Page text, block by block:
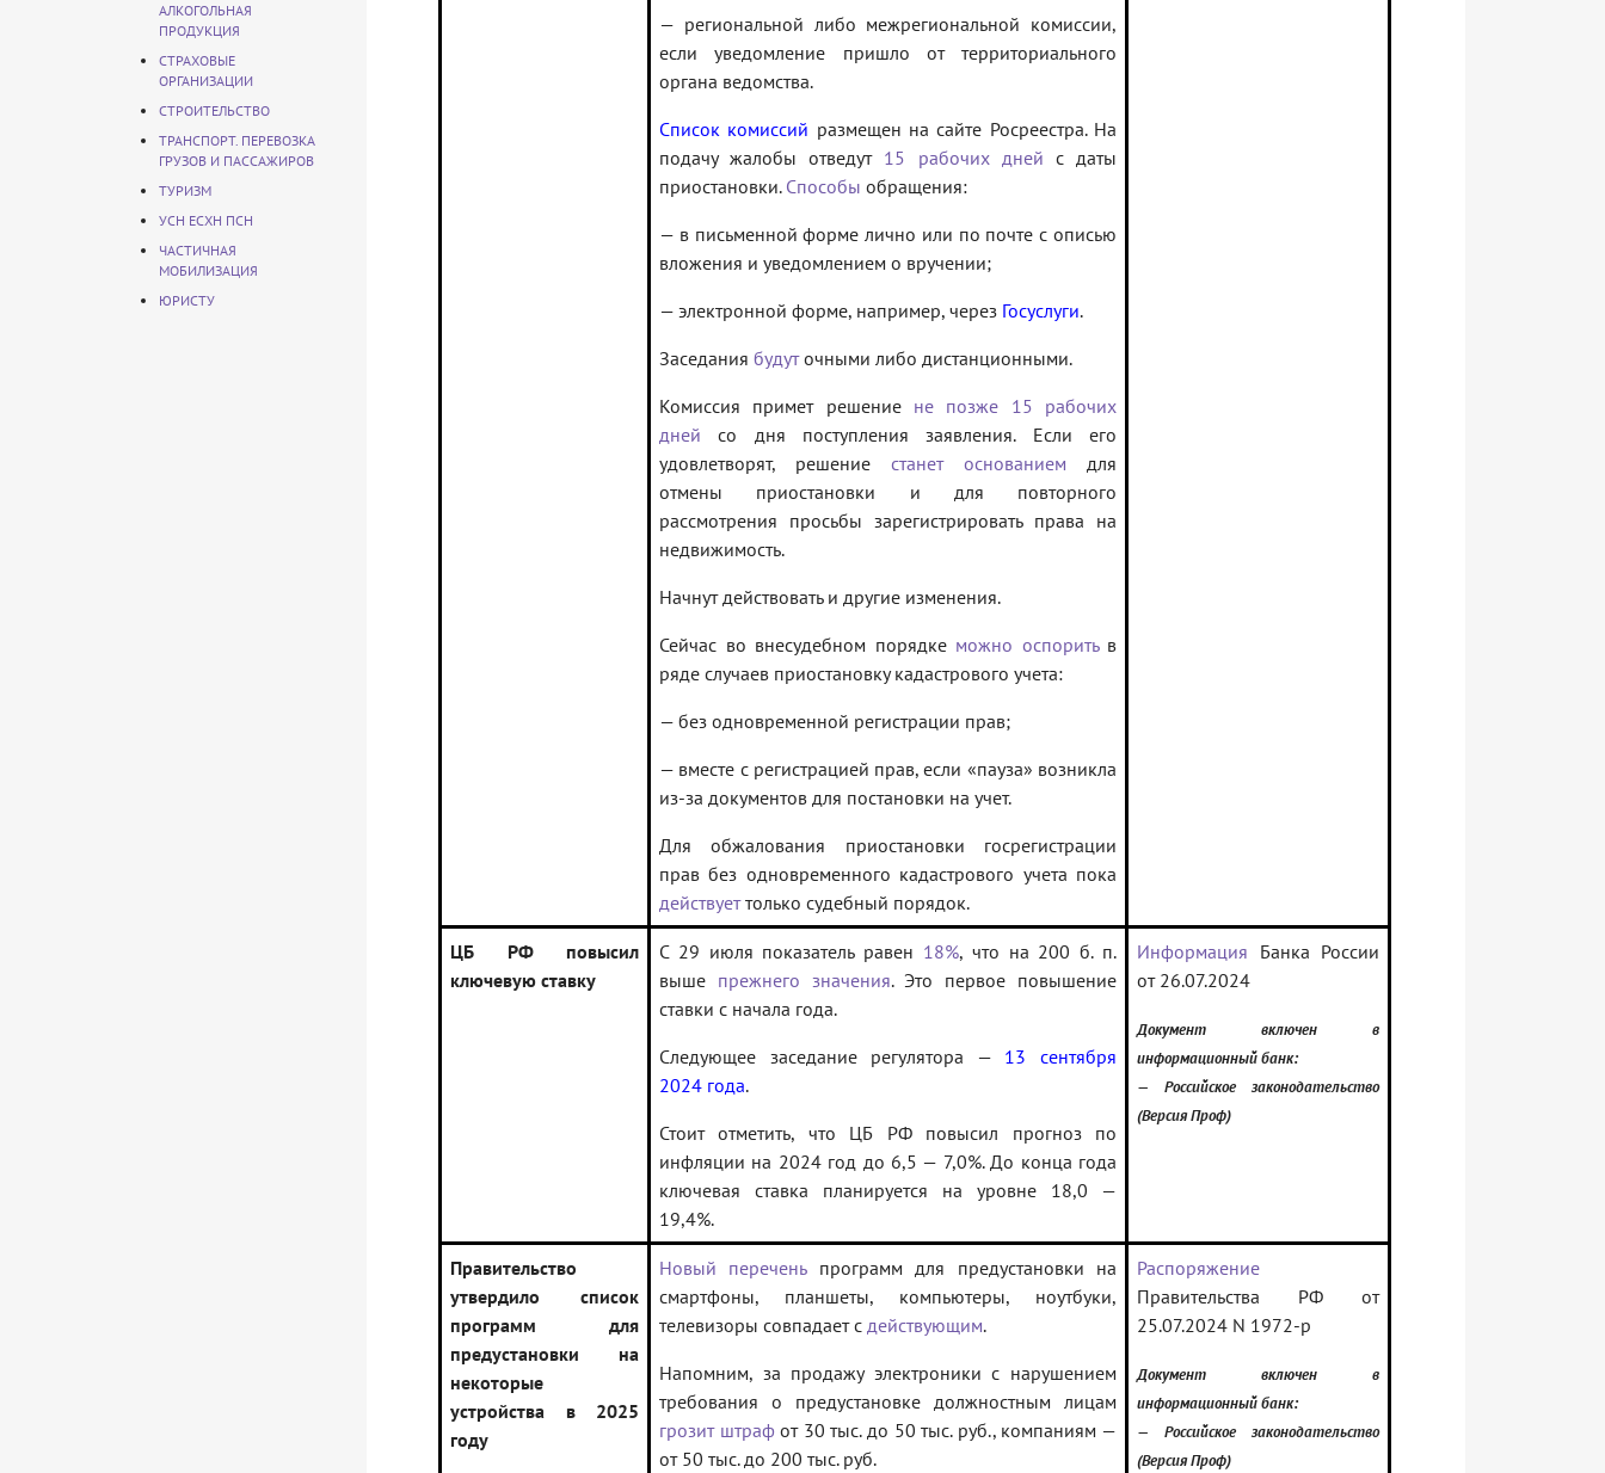
АЛКОГОЛЬНАЯ
ПРОДУКЦИЯ
СТРАХОВЫЕ
ОРГАНИЗАЦИИ
СТРОИТЕЛЬСТВО
ТРАНСПОРТ. ПЕРЕВОЗКА
ГРУЗОВ И ПАССАЖИРОВ
ТУРИЗМ
УСН ЕСХН ПСН
ЧАСТИЧНАЯ
МОБИЛИЗАЦИЯ
ЮРИСТУ
— региональной либо межрегиональной комиссии,
если уведомление пришло от территориального
органа ведомства.
Список комиссий размещен на сайте Росреестра. На
подачу жалобы отведут 15 рабочих дней с даты
приостановки. Способы обращения:
— в письменной форме лично или по почте с описью
вложения и уведомлением о вручении;
— электронной форме, например, через Госуслуги.
Заседания будуточными либо дистанционными.
Комиссия примет решение не позже 15 рабочих
дней со дня поступления заявления. Если его
удовлетворят, решение станет основанием для
отмены приостановки и для повторного
рассмотрения просьбы зарегистрировать права на
недвижимость.
Начнут действовать и другие изменения.
Сейчас во внесудебном порядке можно оспоритьв
ряде случаев приостановку кадастрового учета:
— без одновременной регистрации прав;
— вместе с регистрацией прав, если «пауза» возникла
из-за документов для постановки на учет.
Для обжалования приостановки госрегистрации
прав без одновременного кадастрового учета пока
действуеттолько судебный порядок.
ЦБ РФ повысил
ключевую ставку
С 29 июля показатель равен 18%, что на 200 б. п.
выше прежнего значения. Это первое повышение
ставки с начала года.
Следующее заседание регулятора — 13 сентября
2024 года.
Стоит отметить, что ЦБ РФ повысил прогноз по
инфляции на 2024 год до 6,5 — 7,0%. До конца года
ключевая ставка планируется на уровне 18,0 —
19,4%.
Информация Банка России
от 26.07.2024
Документ включен в
информационный банк:
— Российское законодательство
(Версия Проф)
Правительство
утвердило список
программ для
предустановки на
некоторые
устройства в 2025
году
Новый переченьпрограмм для предустановки на
смартфоны, планшеты, компьютеры, ноутбуки,
телевизоры совпадает с действующим.
Напомним, за продажу электроники с нарушением
требования о предустановке должностным лицам
грозит штрафот 30 тыс. до 50 тыс. руб., компаниям —
от 50 тыс. до 200 тыс. руб.
Распоряжение
Правительства РФ от
25.07.2024 N 1972-р
Документ включен в
информационный банк:
— Российское законодательство
(Версия Проф)